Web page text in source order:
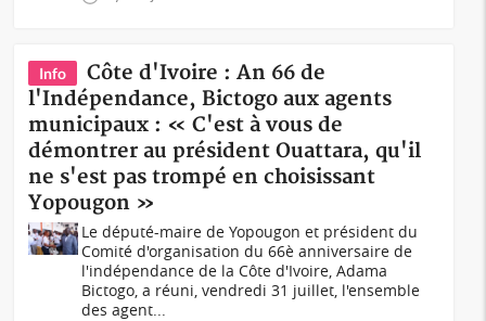
Info
Côte d'Ivoire : An 66 de
l'Indépendance, Bictogo aux agents
municipaux : « C'est à vous de
démontrer au président Ouattara, qu'il
ne s'est pas trompé en choisissant
Yopougon »
Le député-maire de Yopougon et président du
Comité d'organisation du 66è anniversaire de
l'indépendance de la Côte d'Ivoire, Adama
Bictogo, a réuni, vendredi 31 juillet, l'ensemble
des agent...